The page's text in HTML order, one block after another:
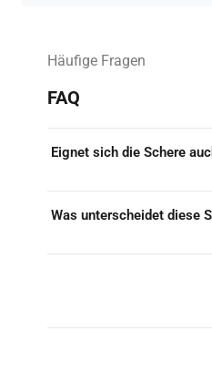
Häufige Fragen
FAQ
Eignet sich die Schere
Was unterscheidet diese